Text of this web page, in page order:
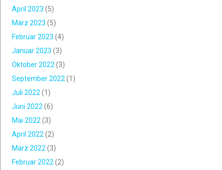
April 2023 (5)
März 2023 (5)
Februar 2023 (4)
Januar 2023 (3)
Oktober 2022 (3)
September 2022 (1)
Juli 2022 (1)
Juni 2022 (6)
Mai 2022 (3)
April 2022 (2)
März 2022 (3)
Februar 2022 (2)